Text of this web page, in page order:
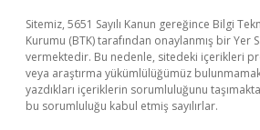
Sitemiz, 5651 Sayılı Kanun gereğince Bilgi
Kurumu (BTK) tarafından onaylanmış bir Yer
vermektedir. Bu nedenle, sitedeki içerikleri
veya araştırma yükümlülüğümüz
yazdıkları içeriklerin sorumluluğunu
bu sorumluluğu kabul etmiş sayılırlar.